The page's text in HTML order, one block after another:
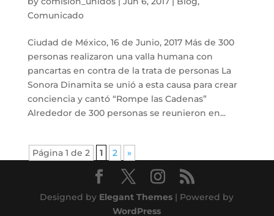
Comunicado
Ciudad de México, 16 de Junio, 2017 Más de 300
personas realizaron una valla humana con
pancartas en contra de la trata de personas La
Sonora Dinamita se unió a esta causa para crear
conciencia y cantó “Rompe las Cadenas”
Alrededor de 300 personas se reunieron en...
Página 1 de 2 1 2 »
Designed by Elegant Themes | Powered by
WordPress